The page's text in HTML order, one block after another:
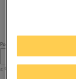
Pokaż
z 0